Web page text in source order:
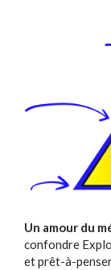
Un amour du
confondre
et prêt-à-